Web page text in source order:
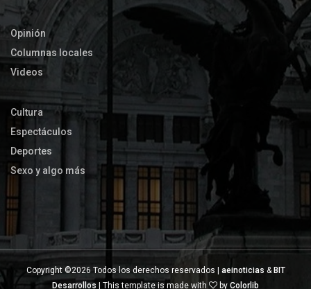
Opinión
Columnas locales
Videos
Cultura
Espectáculos
Deportes
Sexo y algo más
Copyright ©2026 Todos los derechos reservados | aeinoticias & BIT
Desarrollos | This template is made with by Colorlib